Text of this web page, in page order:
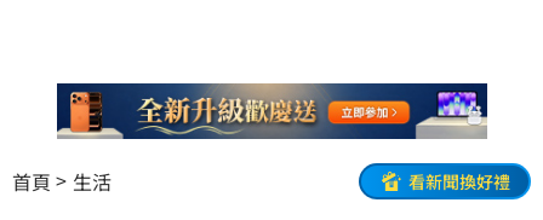
首頁 生活 看新聞換好禮